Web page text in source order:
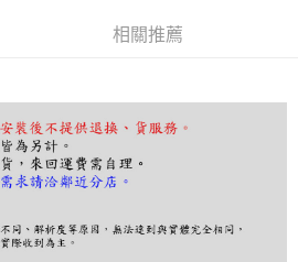
，再付款。
到繳費通知簡訊。
，點擊此簡訊中的連結，可透過四大超商／
行付款，方視為交易完成。
需立刻繳費，但若您需要取消訂單，請聯絡
取消之訂單仍視為有效，需透過AFTEE先享
先享後付 」之結帳頁面顯示為準，若有關於
相關推薦